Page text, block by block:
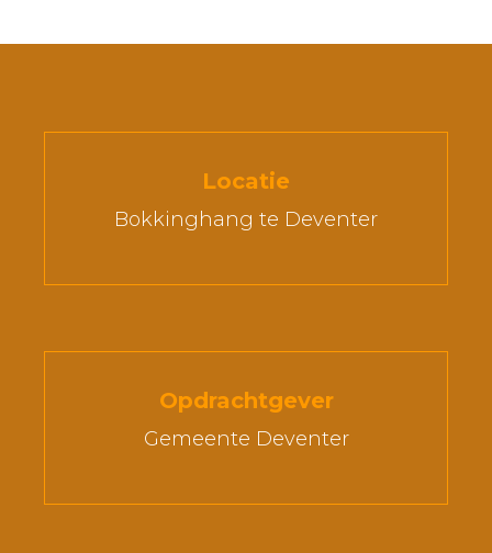
Locatie
Bokkinghang te Deventer
Opdrachtgever
Gemeente Deventer